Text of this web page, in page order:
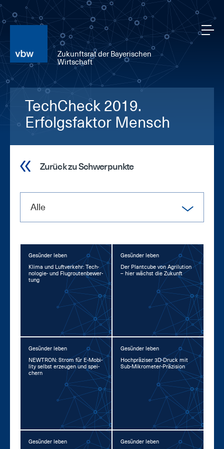
Zukunftsrat der Bayerischen
Wirtschaft
TechCheck 2019.
Erfolgsfaktor Mensch
Zurück zu Schwerpunkte
Alle
Gesünder leben
Kli­ma und Luft­ver­kehr: Tech­
no­lo­gie- und Flug­rou­ten­be­wer­
tung
Gesünder leben
Der Plant­cu­be von Agri­lu­ti­on
– hier wächst die Zu­kunft
Gesünder leben
NEW­TRON: Strom für E-Mo­bi­
li­ty selbst er­zeu­gen und spei­
chern
Gesünder leben
Hoch­prä­zi­ser 3D-Druck mit
Sub-Mi­kro­me­ter-Prä­zi­si­on
Gesünder leben
Gesünder leben